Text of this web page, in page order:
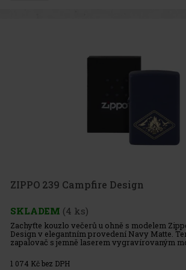
ZIPPO 239 Campfire Design
SKLADEM (4 ks)
Zachyťte kouzlo večerů u ohně s modelem
Design v elegantním provedení Navy Matte.
zapalovač s jemně laserem vygravírovaným
teplých mosazných tónech dokonale vystihuje
dobrodružství a poho
1 074 Kč bez DPH